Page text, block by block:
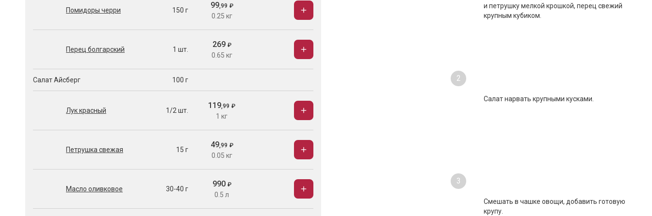
Помидоры черри 150 г
99,99 ₽
0.25 кг
Перец болгарский 1 шт.
269 ₽
0.65 кг
Салат Айсберг 100 г
Лук красный 1/2 шт.
119,99 ₽
1 кг
Петрушка свежая 15 г
49,99 ₽
0.05 кг
Масло оливковое 30-40 г
990 ₽
0.5 л